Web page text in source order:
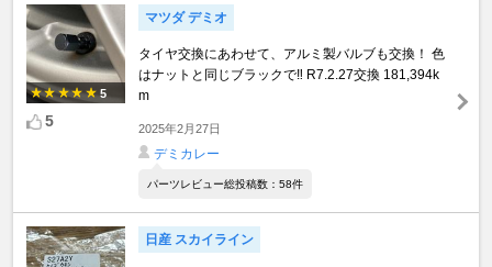
5
5
マツダ デミオ
タイヤ交換にあわせて、アルミ製バルブも交換！ 色
はナットと同じブラックで‼︎ R7.2.27交換 181,394k
m
2025年2月27日
デミカレー
パーツレビュー総投稿数：58件
日産 スカイライン